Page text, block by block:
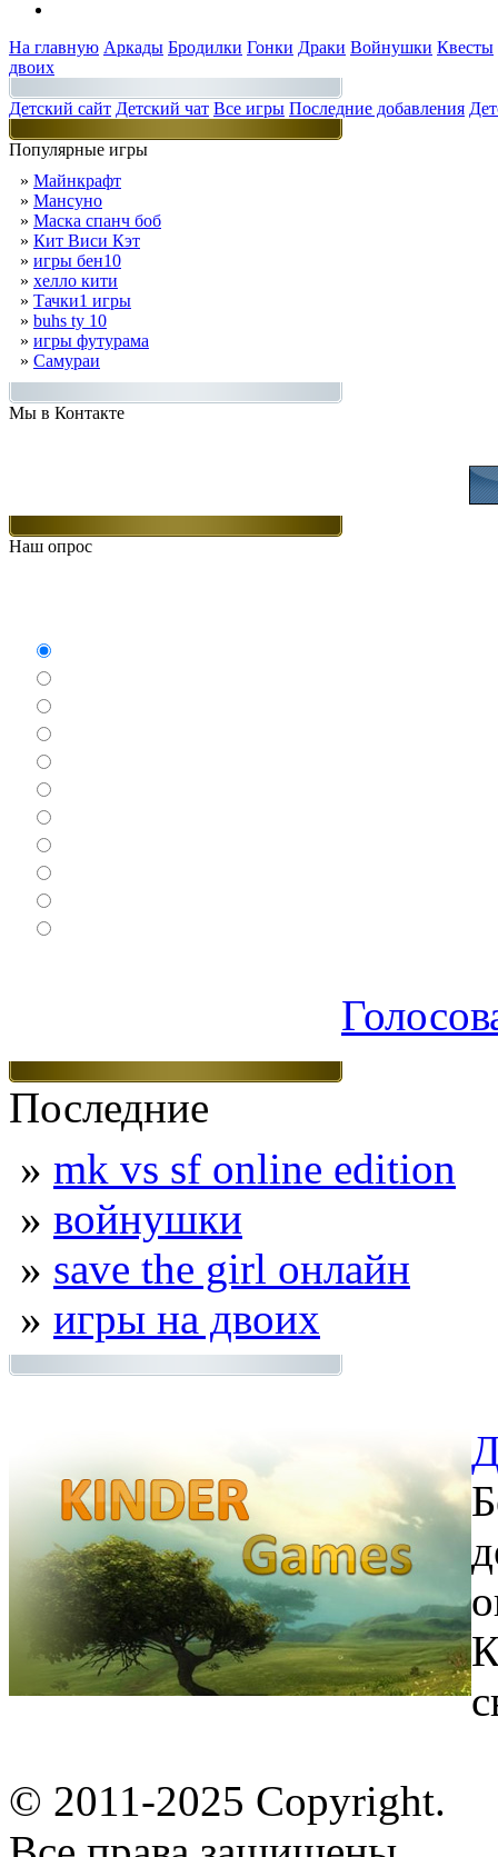
На главную Аркады Бродилки Гонки Драки Войнушки Квесты
двоих
Детский сайт Детский чат Все игры Последние добавления
Популярные игры
» Майнкрафт
» Мансуно
» Маска спанч боб
» Кит Виси Кэт
» игры бен10
» хелло кити
» Тачки1 игры
» buhs ty 10
» игры футурама
» Самураи
Мы в Контакте
Наш опрос
Последние
» mk vs sf online edition
» войнушки
» save the girl онлайн
» игры на двоих
© 2011-2025 Copyright.